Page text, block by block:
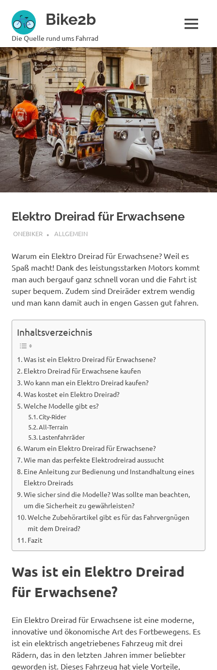
Inhalt
springen
Bike2b
Die Quelle rund ums Fahrrad
MENÜ
Elektro Dreirad für Erwachsene
JANUAR 13, 2023
ONEBIKER ALLGEMEIN
Warum ein Elektro Dreirad für Erwachsene? Weil es
Spaß macht! Dank des leistungsstarken Motors kommt
man auch bergauf ganz schnell voran und die Fahrt ist
super bequem. Zudem sind Dreiräder extrem wendig
und man kann damit auch in engen Gassen gut fahren.
Inhaltsverzeichnis
Was ist ein Elektro Dreirad für Erwachsene?
Elektro Dreirad für Erwachsene kaufen
Wo kann man ein Elektro Dreirad kaufen?
Was kostet ein Elektro Dreirad?
Welche Modelle gibt es?
City-Rider
All-Terrain
Lastenfahrräder
Warum ein Elektro Dreirad für Erwachsene?
Wie man das perfekte Elektrodreirad aussucht
Eine Anleitung zur Bedienung und Instandhaltung eines
Elektro Dreirads
Wie sicher sind die Modelle? Was sollte man beachten,
um die Sicherheit zu gewährleisten?
Welche Zubehörartikel gibt es für das Fahrvergnügen
mit dem Dreirad?
Fazit
Was ist ein Elektro Dreirad
für Erwachsene?
Ein Elektro Dreirad für Erwachsene ist eine moderne,
innovative und ökonomische Art des Fortbewegens. Es
ist ein elektrisch angetriebenes Fahrzeug mit drei
Rädern, das in den letzten Jahren immer beliebter
geworden ist. Dieses Fahrzeug hat viele Vorteile,